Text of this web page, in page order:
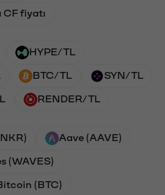
fiyatı
HYPE/TL
BTC/TL SYN/TL
RENDER/TL
Aave (AAVE)
(WAVES)
(BTC)